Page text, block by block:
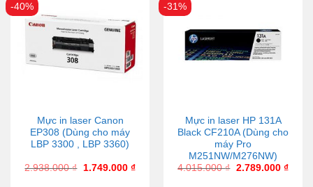
-40%
Mực in laser Canon
EP308 (Dùng cho máy
LBP 3300 , LBP 3360)
2.938.000₫ 1.749.000 ₫
-31%
Mực in laser HP 131A
Black CF210A (Dùng cho
máy Pro
M251NW/M276NW)
4.015.000₫ 2.789.000 ₫